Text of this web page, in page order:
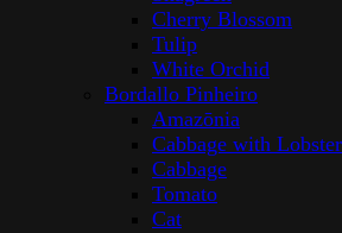
Cherry Blossom
Tulip
White Orchid
Bordallo Pinheiro
Amazōnia
Cabbage with
Cabbage
Tomato
Cat